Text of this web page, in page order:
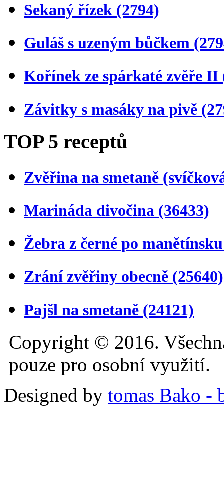
Sekaný řízek (2794)
Guláš s uzeným bůčkem
Kořínek ze spárkaté zvěře II
Závitky s masáky na pivě
TOP 5 receptů
Zvěřina na smetaně
Marináda divočina (36433)
Žebra z černé po
Zrání zvěřiny obecně (25640)
Pajšl na smetaně (24121)
Copyright © 2016.
pouze pro osobní využití.
Designed by tomas Bako -